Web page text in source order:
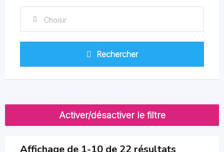
Choisir
Rechercher
Activer/désactiver le filtre
Affichage de 1-10 de 22 résultats